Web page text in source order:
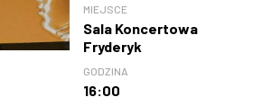
MIEJSCE
Sala Koncertowa
Fryderyk
GODZINA
16:00